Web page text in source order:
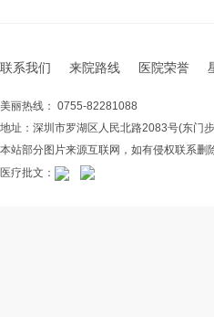
联系我们 来院路线 医院荣誉
美丽热线： 0755-82281088
地址：深圳市罗湖区人民北路2083号(东门
本站部分图片来源互联网，如有侵权联系删
医疗批文：